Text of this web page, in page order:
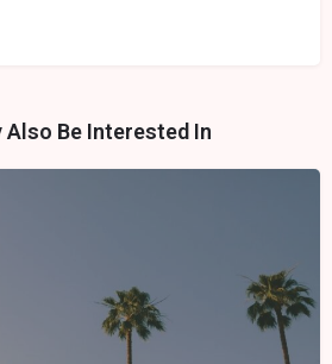
Also Be Interested In